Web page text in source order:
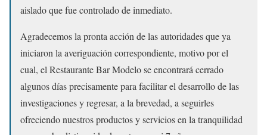
aislado que fue controlado de inmediato.
Agradecemos la pronta acción de las autoridades que ya
iniciaron la averiguación correspondiente, motivo por el
cual, el Restaurante Bar Modelo se encontrará cerrado
algunos días precisamente para facilitar el desarrollo de las
investigaciones y regresar, a la brevedad, a seguirles
ofreciendo nuestros productos y servicios en la tranquilidad